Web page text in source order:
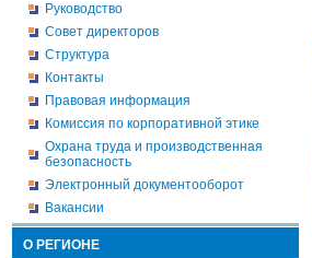
Руководство
Совет директоров
Структура
Контакты
Правовая информация
Комиссия по корпоративной этике
Охрана труда и производственная
безопасность
Электронный документооборот
Вакансии
О РЕГИОНЕ